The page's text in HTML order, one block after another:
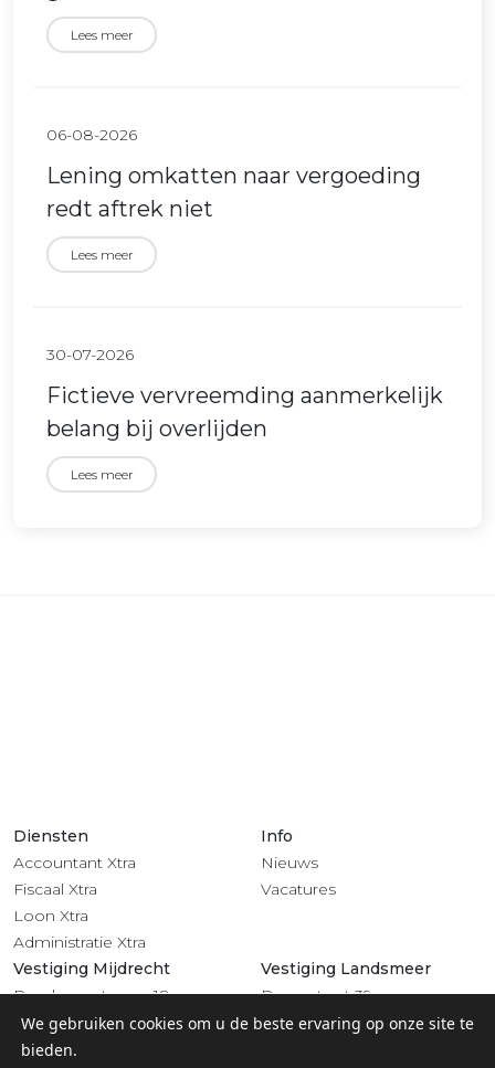
Lees meer
06-08-2026
Lening omkatten naar vergoeding
redt aftrek niet
Lees meer
30-07-2026
Fictieve vervreemding aanmerkelijk
belang bij overlijden
Lees meer
Diensten
Accountant Xtra
Fiscaal Xtra
Loon Xtra
Administratie Xtra
Info
Nieuws
Vacatures
Vestiging Mijdrecht
Rendementsweg 18
3641 SL Mijdrecht
0297 - 283 201
Vestiging Landsmeer
Dorpsstraat 39
1121 BV Landsmeer
We gebruiken cookies om u de beste ervaring op onze site te
bieden.